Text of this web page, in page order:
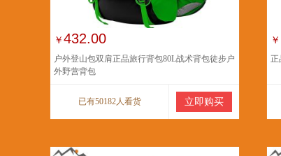
￥432.00
户外登山包双肩正品旅行背包80L战术背包徒步户
外野营背包
已有50182人看货 立即购买
￥
正